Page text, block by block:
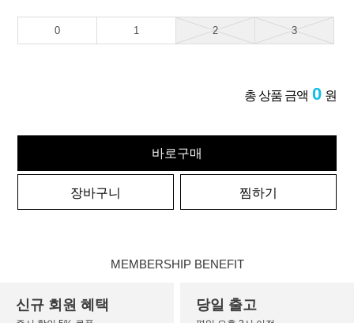
0 1 2 3
총 상품 금액 0 원
바로구매
장바구니 찜하기
MEMBERSHIP BENEFIT
신규 회원 혜택 당일 출고